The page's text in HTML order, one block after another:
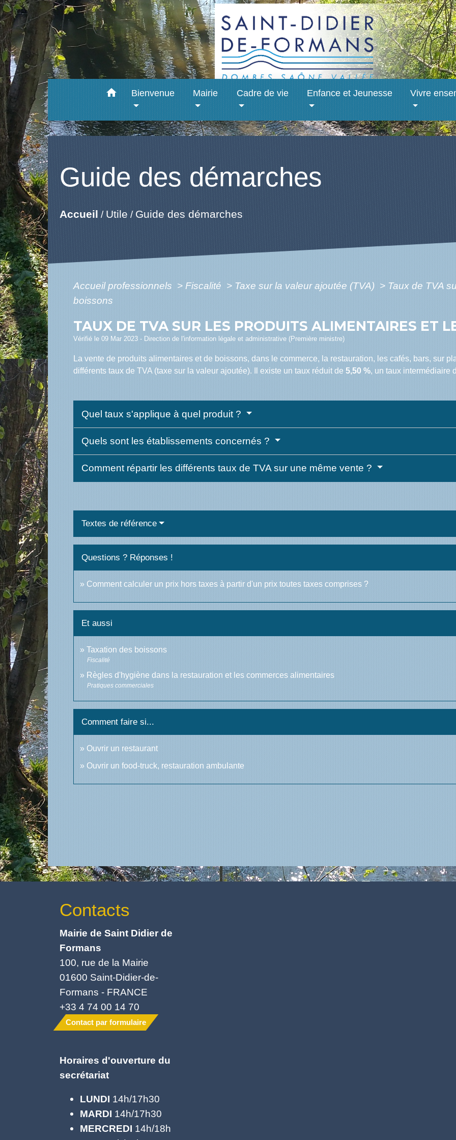
home Bienvenue Mairie Cadre de vie Enfance et Jeunesse Vivre
Guide des démarches
Accueil /Utile /Guide des démarches
Accueil professionnels > Fiscalité > Taxe sur la valeur ajoutée (TVA) > Taux de TVA
boissons
TAUX DE TVA SUR LES PRODUITS ALIMENTAIRES ET
Vérifié le 09 Mar 2023 - Direction de l'information légale et administrative (Première ministre)
La vente de produits alimentaires et de boissons, dans le commerce, la restauration, les cafés, bars, sur
différents taux de TVA (taxe sur la valeur ajoutée). Il existe un taux réduit de5,50 %, un taux intermédiaire
Quel taux s'applique à quel produit ?
Quels sont les établissements concernés ?
Comment répartir les différents taux de TVA sur une même vente ?
Textes de référence
Questions ? Réponses !
Comment calculer un prix hors taxes à partir d'un prix toutes taxes comprises ?
Et aussi
Taxation des boissons
Fiscalité
Règles d'hygiène dans la restauration et les commerces alimentaires
Pratiques commerciales
Comment faire si...
Ouvrir un restaurant
Ouvrir un food-truck, restauration ambulante
Contacts
Mairie de Saint Didier de
Formans
100, rue de la Mairie
01600 Saint-Didier-de-
Formans - FRANCE
+33 4 74 00 14 70
Contact par formulaire
Horaires d'ouverture du
secrétariat
LUNDI 14h/17h30
MARDI 14h/17h30
MERCREDI 14h/18h